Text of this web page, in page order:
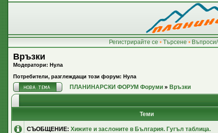
Регистрирайте се • Търсене •
Връзки
Модератори: Нула
Потребители, разглеждащи този форум: Нула
ПЛАНИНАРСКИ ФОРУМ Форуми » Връзки
Теми
СЪОБЩЕНИЕ: Хижите и заслоните в България. Гугъл таблица.